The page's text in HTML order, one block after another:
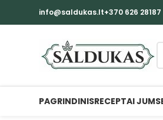
info@saldukas.lt+370 626 28187
PAGRINDINISRECEPTAI JUMS